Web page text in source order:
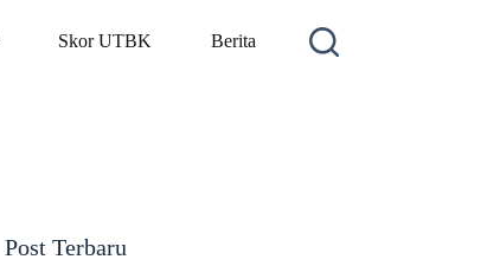
Skor UTBK Berita
Post Terbaru